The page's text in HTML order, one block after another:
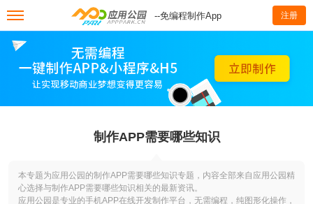
--免编程制作App 注册
制作APP需要哪些知识
本专题为应用公园的制作APP需要哪些知识专题，内容全部来自应用公园精
心选择与制作APP需要哪些知识相关的最新资讯。
应用公园是专业的手机APP在线开发制作平台，无需编程，纯图形化操作，